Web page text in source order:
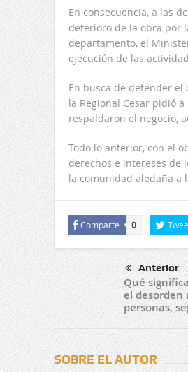
En consecuencia, a las
deterioro de la obra por
departamento, el
ejecución de las
En busca de defender
la Regional Cesar pidió
respaldaron el negocio,
Todo lo anterior, con el
derechos e intereses de
la comunidad aledaña a
Comparte 0
Anterior
Qué
el desorden
personas,
SOBRE EL AUTOR